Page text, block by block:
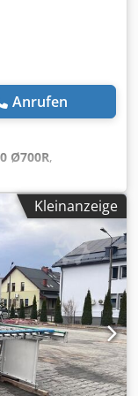
Anrufen
Ø700R,
TRV
TRV 2000, den
als auch
große
bietet.
die den
wird!
Ergebnisse
Software
antreibt.
sie Stämme
Kleinanzeige